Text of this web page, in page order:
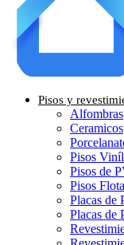
Menu Pisos y
Alfombras
Ceramicos
Pisos
Pisos de
Pisos
Placas de
Placas de